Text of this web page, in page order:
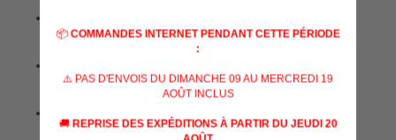
• Nos marques
• Nos spécialisations
• Nos services
📦 COMMANDES INTERNET PENDANT CETTE PÉRIODE
:
⚠️ PAS D'ENVOIS DU DIMANCHE 09 AU MERCREDI 19
AOÛT INCLUS
🚚 REPRISE DES EXPÉDITIONS À PARTIR DU JEUDI 20